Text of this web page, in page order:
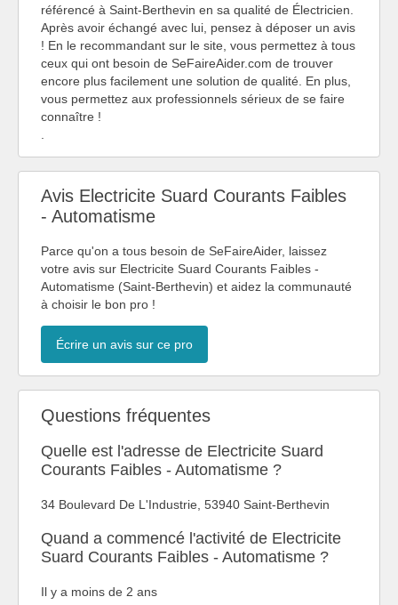
référencé à Saint-Berthevin en sa qualité de Électricien.
Après avoir échangé avec lui, pensez à déposer un avis
! En le recommandant sur le site, vous permettez à tous
ceux qui ont besoin de SeFaireAider.com de trouver
encore plus facilement une solution de qualité. En plus,
vous permettez aux professionnels sérieux de se faire
connaître !
Avis Electricite Suard Courants Faibles
- Automatisme
Parce qu'on a tous besoin de SeFaireAider, laissez
votre avis sur Electricite Suard Courants Faibles -
Automatisme (Saint-Berthevin) et aidez la communauté
à choisir le bon pro !
Écrire un avis sur ce pro
Questions fréquentes
Quelle est l'adresse de Electricite Suard
Courants Faibles - Automatisme ?
34 Boulevard De L'Industrie, 53940 Saint-Berthevin
Quand a commencé l'activité de Electricite
Suard Courants Faibles - Automatisme ?
Il y a moins de 2 ans